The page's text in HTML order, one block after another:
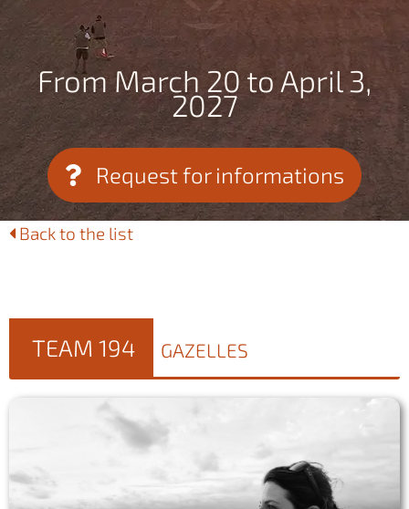
From March 20 to April 3,
2027
Request for informations
Back to the list
TEAM 194 GAZELLES